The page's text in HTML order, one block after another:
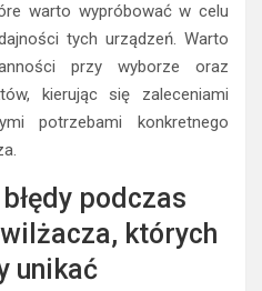
warto wypróbować w celu
tych urządzeń. Warto
przy wyborze oraz
kierując się zaleceniami
potrzebami konkretnego
podczas
których
unikać